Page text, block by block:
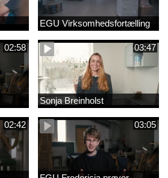
EGU Virksomhedsfortælling
02:58 03:47
Sonja Breinholst
02:42 03:05